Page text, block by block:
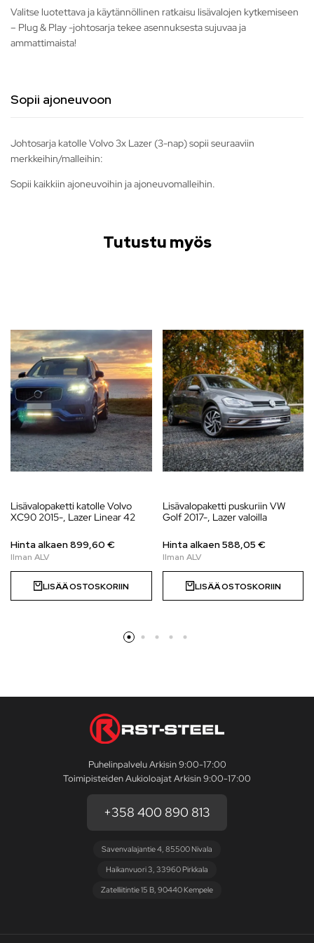
Valitse luotettava ja käytännöllinen ratkaisu lisävalojen kytkemiseen
– Plug & Play -johtosarja tekee asennuksesta sujuvaa ja
ammattimaista!
Sopii ajoneuvoon
Johtosarja katolle Volvo 3x Lazer (3-nap) sopii seuraaviin
merkkeihin/malleihin:
Sopii kaikkiin ajoneuvoihin ja ajoneuvomalleihin.
Tutustu myös
Lisävalopaketti katolle Volvo
XC90 2015-, Lazer Linear 42
Hinta alkaen899,60 €
LISÄÄ OSTOSKORIIN
Lisävalopaketti puskuriin VW
Golf 2017-, Lazer valoilla
Hinta alkaen588,05 €
LISÄÄ OSTOSKORIIN
Puhelinpalvelu Arkisin 9:00-17:00
Toimipisteiden Aukioloajat Arkisin 9:00-17:00
+358 400 890 813
Savenvalajantie 4, 85500 Nivala
Haikanvuori 3, 33960 Pirkkala
Zatelliitintie 15 B, 90440 Kempele